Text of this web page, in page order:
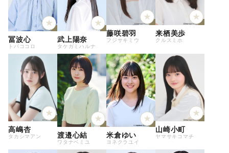
冨波心
トバココロ
武上陽奈
タケガミハルナ
藤咲碧羽
フジサキミウ
来栖美歩
クルスミホ
高嶋杏
タカシマアン 渡邉心結
ワタナベミユ
米倉ゆい
ヨネクラユイ
山崎小町
ヤマサキコマチ